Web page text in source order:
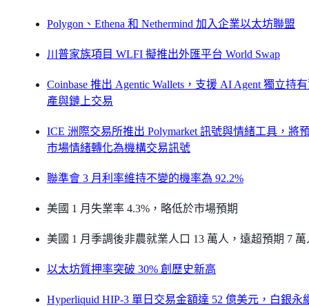
Polygon、Ethena 和 Nethermind 加入企業以太坊聯盟
川普家族項目 WLFI 擬推出外匯平台 World Swap
Coinbase 推出 Agentic Wallets，支援 AI Agent 獨立持
產與鏈上交易
ICE 洲際交易所推出 Polymarket 訊號與情緒工具，將
市場情緒轉化為機構交易訊號
聯準會 3 月利率維持不變的機率為 92.2%
美國 1 月失業率 4.3%，略低於市場預期
美國 1 月季調後非農就業人口 13 萬人，遠超預期 7 萬
以太坊質押率突破 30% 創歷史新高
Hyperliquid HIP-3 單日交易金額達 52 億美元，白銀永